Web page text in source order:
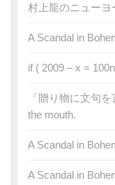
村上龍のニューヨ
A Scandal in
if ( 2009 – x =
「贈り物に文句
the mouth.
A Scandal in
A Scandal in